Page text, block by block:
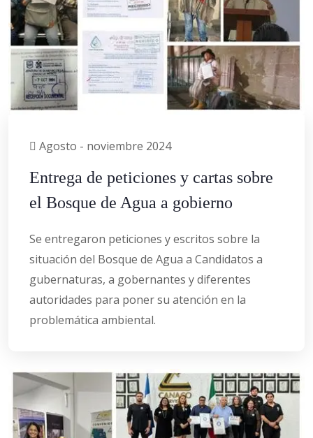
Agosto - noviembre 2024
Entrega de peticiones y cartas sobre
el Bosque de Agua a gobierno
Se entregaron peticiones y escritos sobre la
situación del Bosque de Agua a Candidatos a
gubernaturas, a gobernantes y diferentes
autoridades para poner su atención en la
problemática ambiental.